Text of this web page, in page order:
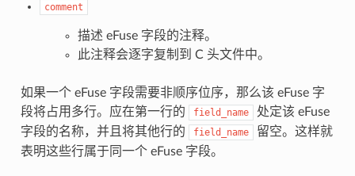
comment
描述 eFuse 字段的注释。
此注释会逐字复制到 C 头文件中。
如果一个 eFuse 字段需要非顺序位序，那么该 eFuse 字
段将占用多行。应在第一行的
field_name
处定该 eFuse
字段的名称，并且将其他行的
field_name
留空。这样就
表明这些行属于同一个 eFuse 字段。